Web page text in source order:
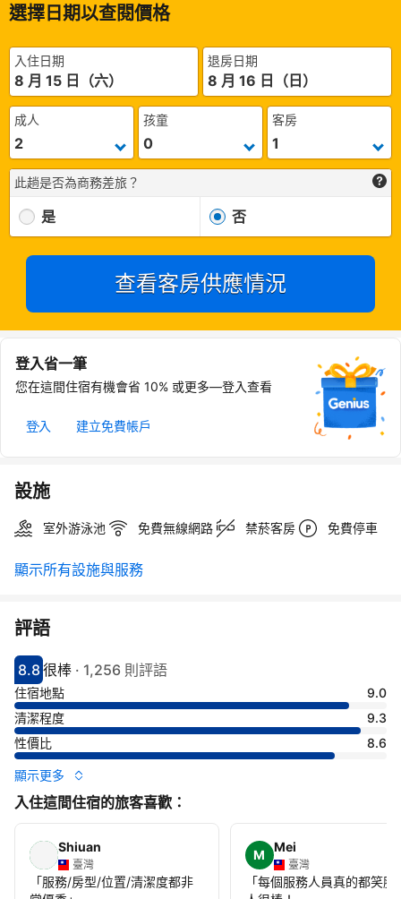
選擇日期以查閱價格
入住日期
8 月 15 日（六）
退房日期
8 月 16 日（日）
成人 孩童 客房
此趟是否為商務差旅？
是 否
查看客房供應情況
登入省一筆
您在這間住宿有機會省 10% 或更多—登入查看
登入 建立免費帳戶
設施
室外游泳池 免費無線網路 禁菸客房 免費停車
顯示所有設施與服務
評語
分數8.8分
8.8
評比很棒
很棒 · 1,256 則評語
住宿地點
9.0
清潔程度
9.3
性價比
8.6
顯示更多
入住這間住宿的旅客喜歡：
Shiuan
臺灣
「服務/房型/位置/清潔度都非
M
Mei
臺灣
「每個服務人員真的都笑臉